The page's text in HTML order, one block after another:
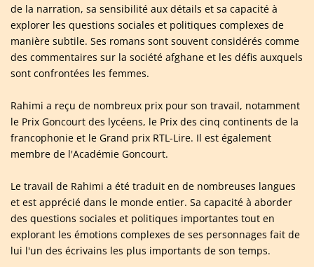
de la narration, sa sensibilité aux détails et sa capacité à
explorer les questions sociales et politiques complexes de
manière subtile. Ses romans sont souvent considérés comme
des commentaires sur la société afghane et les défis auxquels
sont confrontées les femmes.
Rahimi a reçu de nombreux prix pour son travail, notamment
le Prix Goncourt des lycéens, le Prix des cinq continents de la
francophonie et le Grand prix RTL-Lire. Il est également
membre de l'Académie Goncourt.
Le travail de Rahimi a été traduit en de nombreuses langues
et est apprécié dans le monde entier. Sa capacité à aborder
des questions sociales et politiques importantes tout en
explorant les émotions complexes de ses personnages fait de
lui l'un des écrivains les plus importants de son temps.